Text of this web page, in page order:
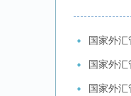
国家外
国家外
国家外